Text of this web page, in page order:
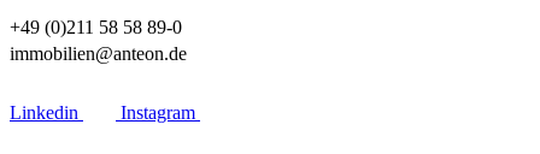
+49 (0)211 58 58 89-0
immobilien@anteon.de
Linkedin Instagram